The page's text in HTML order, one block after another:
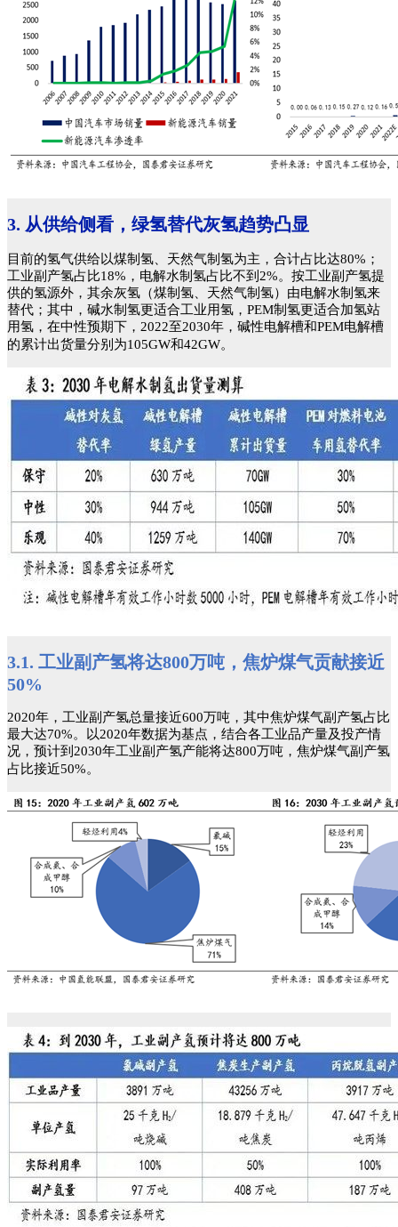
3. 从供给侧看，绿氢替代灰氢趋势凸显
目前的氢气供给以煤制氢、天然气制氢为主，合计占比达80%；
工业副产氢占比18%，电解水制氢占比不到2%。按工业副产氢提
供的氢源外，其余灰氢（煤制氢、天然气制氢）由电解水制氢来
替代；其中，碱水制氢更适合工业用氢，PEM制氢更适合加氢站
用氢，在中性预期下，2022至2030年，碱性电解槽和PEM电解槽
的累计出货量分别为105GW和42GW。
3.1. 工业副产氢将达800万吨，焦炉煤气贡献接近
50%
2020年，工业副产氢总量接近600万吨，其中焦炉煤气副产氢占比
最大达70%。以2020年数据为基点，结合各工业品产量及投产情
况，预计到2030年工业副产氢产能将达800万吨，焦炉煤气副产氢
占比接近50%。